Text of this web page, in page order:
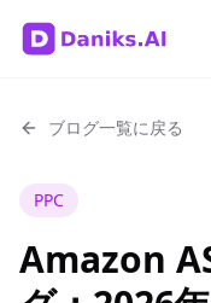
ブログ一覧に戻る
PPC
Amazon